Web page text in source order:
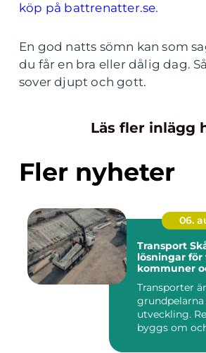
köp på battrenatter.se.
En god natts sömn kan som
du får en bra eller dålig dag.
sover djupt och gott.
Läs fler inlägg
Fler nyheter
06.
Transport
lösningar för
kommuner
Transporter
grundpelarna
utveckling.
byggs om